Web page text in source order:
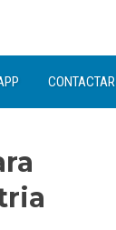
CONTACTAR